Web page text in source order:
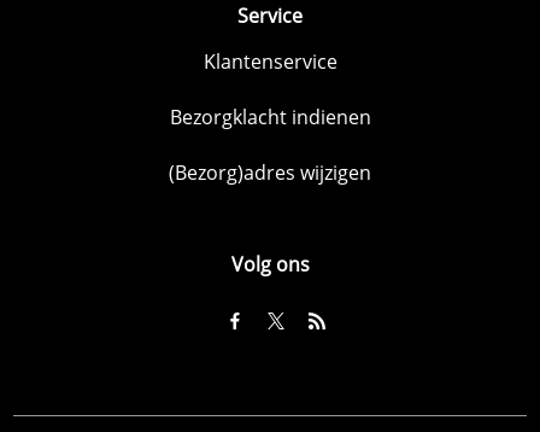
Service
Klantenservice
Bezorgklacht indienen
(Bezorg)adres wijzigen
Volg ons